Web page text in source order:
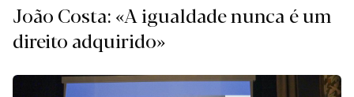
João Costa: «A igualdade nunca é um
direito adquirido»